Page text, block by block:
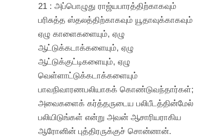
21 : அப்பொழுது ராஜ்யபாரத்திற்காகவும்
பரிசுத்த ஸ்தலத்திற்காகவும் யூதாவுக்காகவும்
ஏழு காளைகளையும், ஏழு
ஆட்டுக்கடாக்களையும், ஏழு
ஆட்டுக்குட்டிகளையும், ஏழு
வெள்ளாட்டுக்கடாக்களையும்
பாவநிவாரணபலியாகக் கொண்டுவந்தார்கள்;
அவைகளைக் கர்த்தருடைய பலிபீடத்தின்மேல்
பலியிடுங்கள் என்று அவன் ஆசாரியராகிய
ஆரோனின் புத்திரருக்குச் சொன்னான்.